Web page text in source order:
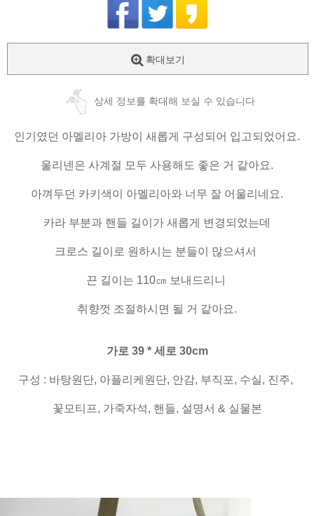
확대보기
상세 정보를 확대해 보실 수 있습니다
인기였던 아멜리아 가방이 새롭게 구성되어 입고되었어요.
울리넨은 사계절 모두 사용해도 좋은 거 같아요.
아껴두던 카키색이 아멜리아와 너무 잘 어울리네요.
카라 부분과 핸들 길이가 새롭게 변경되었는데
크로스 길이로 원하시는 분들이 많으셔서
끈 길이는 110㎝ 보내드리니
취향껏 조절하시면 될 거 같아요.
가로 39 * 세로 30cm
구성 : 바탕원단, 아플리케원단, 안감, 부직포, 수실, 진주,
꽃모티프, 가죽자석, 핸들, 설명서 & 실물본